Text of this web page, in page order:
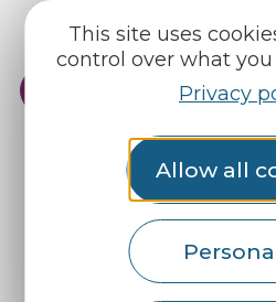
This site uses
control over what
Privacy
Allow all
Practical info
Our brochures
Find us on :
Espace pro